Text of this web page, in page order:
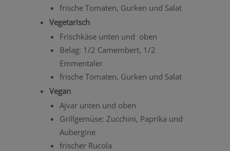
frische Tomaten, Gurken und Salat
Vegetarisch
Frischkäse unten und oben
Belag: 1/2 Camembert, 1/2
Emmentaler
frische Tomaten, Gurken und Salat
Vegan
Ajvar unten und oben
Grillgemüse: Zucchini, Paprika und
Aubergine
frischer Rucola